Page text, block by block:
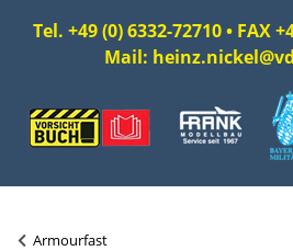
Tel. +49 (0) 6332-72710 • FAX
Mail:
Armourfast